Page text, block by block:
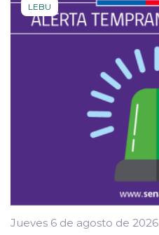
LEBU
Jueves 6 de agosto de 2026